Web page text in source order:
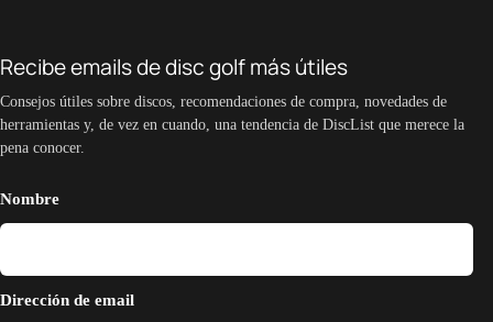
Recibe emails de disc golf más útiles
Consejos útiles sobre discos, recomendaciones de compra, novedades de
herramientas y, de vez en cuando, una tendencia de DiscList que merece la
pena conocer.
Nombre
Dirección de email